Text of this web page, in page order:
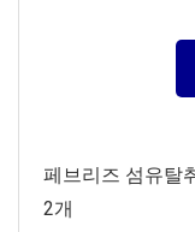
페브리즈 섬유탈
2개